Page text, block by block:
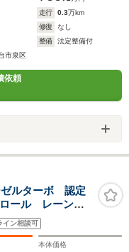
走行 0.3万km
修復
なし
整備
法定整備付
市泉区
依頼
ルターボ 認定
ール レーンキ
LEDヘッドラ
チアルミホイ
トリー
イン相談可
本体価格